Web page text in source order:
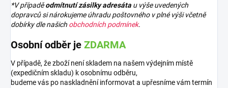
*V případěodmítnutí zásilky adresáta u výše uvedených
dopravců si nárokujeme úhradu poštovného v plné výši včetně
dobírky dle našich obchodních podmínek.
Osobní odběr je ZDARMA
V případě, že zboží není skladem na našem výdejním místě
(expedičním skladu) k osobnímu odběru,
budeme vás po naskladnění informovat a upřesníme vám termín